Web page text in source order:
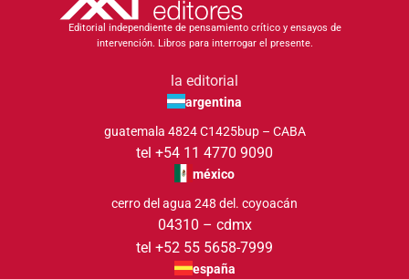
Editorial independiente de pensamiento crítico y ensayos de
intervención. Libros para interrogar el presente.
la editorial
argentina
guatemala 4824 C1425bup – CABA
tel +54 11 4770 9090
méxico
cerro del agua 248 del. coyoacán
04310 – cdmx
tel +52 55 5658-7999
españa